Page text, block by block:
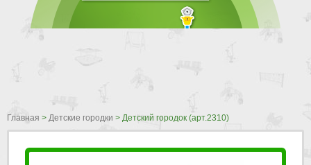
Главная > Детские городки > Детский городок (арт.2310)